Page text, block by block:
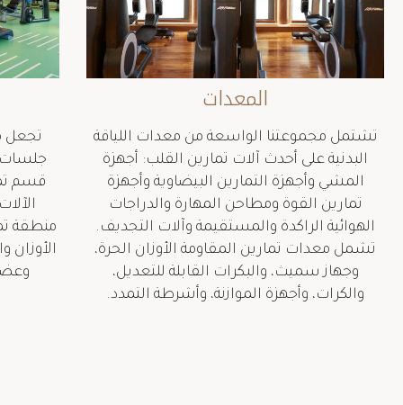
المعدات
تشتمل مجموعتنا الواسعة من معدات اللياقة
البدنية على أحدث آلات تمارين القلب: أجهزة
المشي وأجهزة التمارين البيضاوية وأجهزة
تمارين القوة ومطاحن المهارة والدراجات
الهوائية الراكدة والمستقيمة وآلات التجديف.
تشمل معدات تمارين المقاومة الأوزان الحرة،
وجهاز سميث، والبكرات القابلة للتعديل،
والكرات، وأجهزة الموازنة، وأشرطة التمدد.
تجعل
جلسات
قسم
منطقة
الأوزان